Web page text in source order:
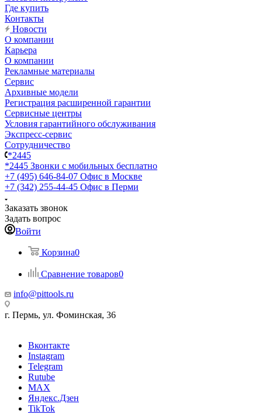
Где купить
Контакты
Новости
О компании
Карьера
О компании
Рекламные материалы
Сервис
Архивные модели
Регистрация расширенной гарантии
Сервисные центры
Условия гарантийного обслуживания
Экспресс-сервис
Сотрудничество
*2445
*2445 Звонки с мобильных бесплатно
+7 (495) 646-84-07 Офис в Москве
+7 (342) 255-44-45 Офис в Перми
Заказать звонок
Задать вопрос
Войти
Корзина0
Сравнение товаров0
info@pittools.ru
г. Пермь, ул. Фоминская, 36
Вконтакте
Instagram
Telegram
Rutube
MAX
Яндекс.Дзен
TikTok